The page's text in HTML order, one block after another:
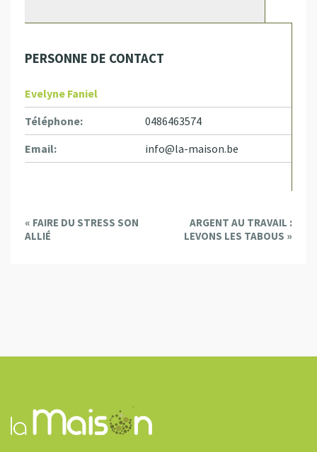
PERSONNE DE CONTACT
Evelyne Faniel
Téléphone:
0486463574
Email:
info@la-maison.be
E
v
i
t
i
« FAIRE DU STRESS SON
ALLIÉ
ARGENT AU TRAVAIL :
LEVONS LES TABOUS »